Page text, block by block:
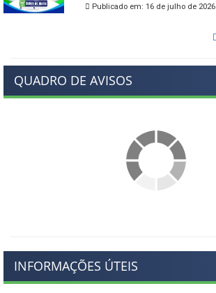
Publicado em: 16 de julho de 2026
QUADRO DE AVISOS
INFORMAÇÕES ÚTEIS